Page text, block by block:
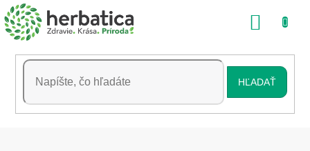
Prejsť
na
obsah
HĽADAŤ